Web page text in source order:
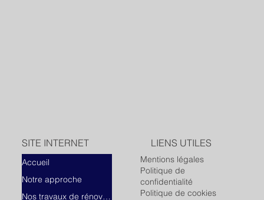
SITE INTERNET
Accueil
Notre approche
Nos travaux de rénovation
LIENS UTILES
Mentions légales
Politique de
confidentialité
Politique de cookies